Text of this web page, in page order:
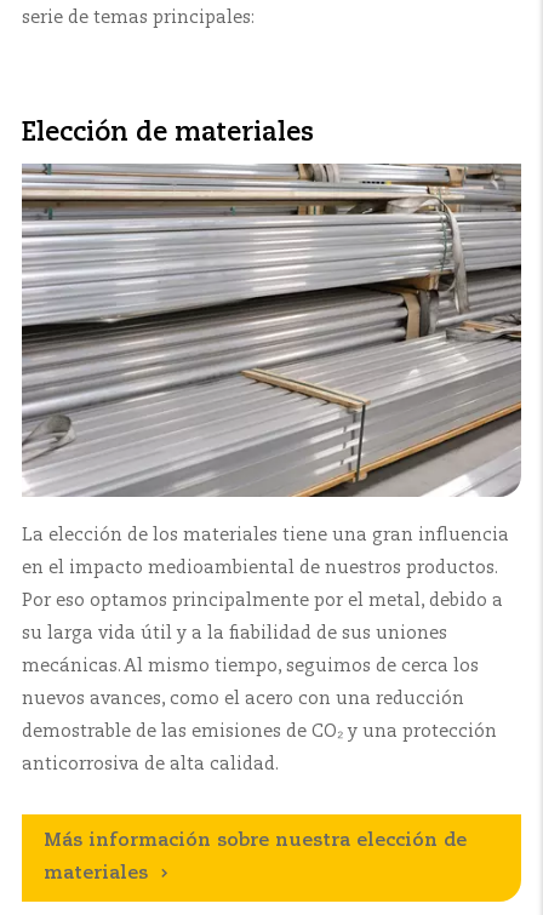
serie de temas principales:
Elección de materiales
La elección de los materiales tiene una gran influencia
en el impacto medioambiental de nuestros productos.
Por eso optamos principalmente por el metal, debido a
su larga vida útil y a la fiabilidad de sus uniones
mecánicas. Al mismo tiempo, seguimos de cerca los
nuevos avances, como el acero con una reducción
demostrable de las emisiones de CO₂ y una protección
anticorrosiva de alta calidad.
Más información sobre nuestra elección de
materiales